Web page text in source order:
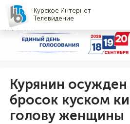
Курское Интернет
Телевидение
СОЦРЕКЛАМА
Курянин осужден
бросок куском
голову женщины